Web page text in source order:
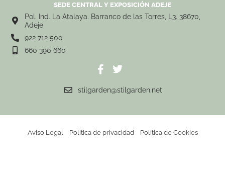
SEDE CENTRAL Y EXPOSICIÓN ADEJE
Pol. Ind. La Atalaya. Barranco de las Torres, L3. 38670,
Adeje
922 712 500
660 390 660
stilgarden@stilgarden.net
Aviso Legal Política de privacidad Política de Cookies